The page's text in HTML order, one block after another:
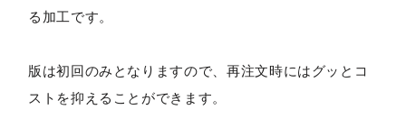
る加工です。
版は初回のみとなりますので、再注文時にはグッとコ
ストを抑えることができます。